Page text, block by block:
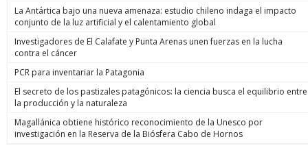
La Antártica bajo una nueva amenaza: estudio chileno indaga el impacto
conjunto de la luz artificial y el calentamiento global
Investigadores de El Calafate y Punta Arenas unen fuerzas en la lucha
contra el cáncer
PCR para inventariar la Patagonia
El secreto de los pastizales patagónicos: la ciencia busca el equilibrio entre
la producción y la naturaleza
Magallánica obtiene histórico reconocimiento de la Unesco por
investigación en la Reserva de la Biósfera Cabo de Hornos